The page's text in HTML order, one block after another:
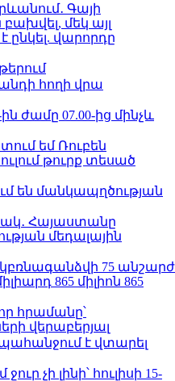
Գայի
մեկ այլ
ընկել. վարորդը
հողի վրա
ին ժամը 07.00-ից մինչև
եմ Ռուբեն
թուրք տեսած
են մանկապղծության
Հայաստանը
մեդալային
75 անշարժ
865 միլիոն 865
հրամանը՝
վերաբերյալ
է վտարել
չի լինի՝ հուլիսի 15-